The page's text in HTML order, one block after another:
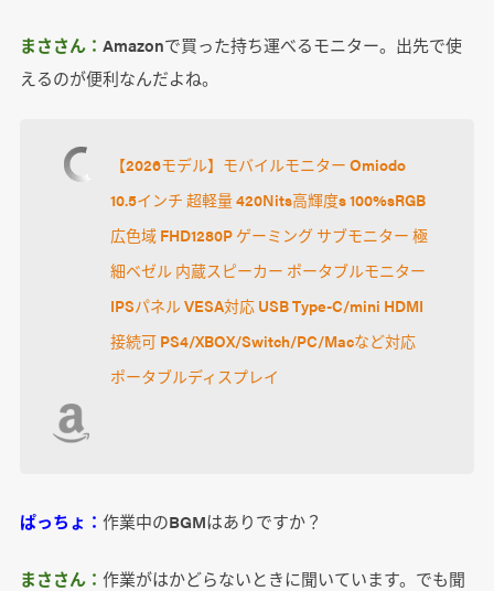
まささん： Amazonで買った持ち運べるモニター。出先で使
えるのが便利なんだよね。
【2026モデル】モバイルモニター Omiodo
10.5インチ 超軽量 420Nits高輝度s 100%sRGB
広色域 FHD1280P ゲーミング サブモニター 極
細ベゼル 内蔵スピーカー ポータブルモニター
IPSパネル VESA対応 USB Type-C/mini HDMI
接続可 PS4/XBOX/Switch/PC/Macなど対応
ポータブルディスプレイ
ぱっちょ： 作業中のBGMはありですか？
まささん： 作業がはかどらないときに聞いています。でも聞